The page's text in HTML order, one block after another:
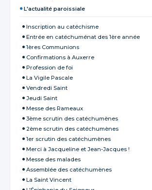
L'actualité paroissiale
Inscription au catéchisme
Entrée en catéchuménat des 1ère année
1ères Communions
Confirmations à Auxerre
Profession de foi
La Vigile Pascale
Vendredi Saint
Jeudi Saint
Messe des Rameaux
3ème scrutin des catéchumènes
2ème scrutin des catéchumènes
1er scrutin des catéchumènes
Merci à Jacqueline et Jean-Jacques !
Messe des malades
Assemblée des catéchumènes
La Saint Vincent